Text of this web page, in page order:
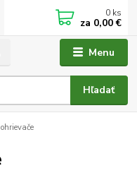
Menu
Hľadať
0 ks
za 0,00 €